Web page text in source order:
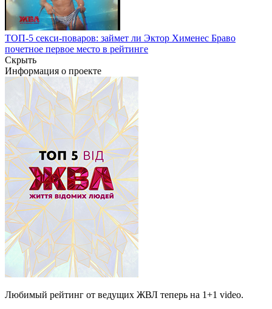
ТОП-5 секси-поваров: займет ли Эктор Хименес Браво
почетное первое место в рейтинге
Скрыть
Информация о проекте
Любимый рейтинг от ведущих ЖВЛ теперь на 1+1 video.